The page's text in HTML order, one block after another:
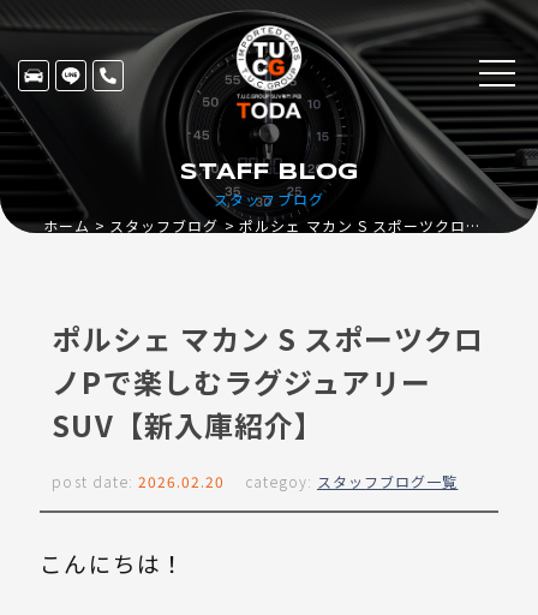
スタッフブログ
STAFF BLOG
ホーム スタッフブログ ポルシェ マカン S スポーツクロノPで楽しむラグジュアリーSUV【新入庫紹介】
ポルシェ マカン S スポーツクロ
ノPで楽しむラグジュアリー
SUV【新入庫紹介】
post date: 2026.02.20 categoy: スタッフブログ一覧
こんにちは！